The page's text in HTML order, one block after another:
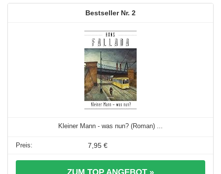
2
Kleiner Mann - was nun? (Roman) ...
7,95 €